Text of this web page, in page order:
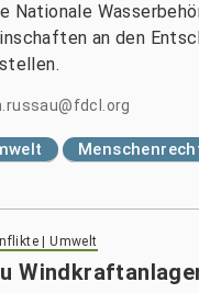
Nationale
an den
| Umwelt